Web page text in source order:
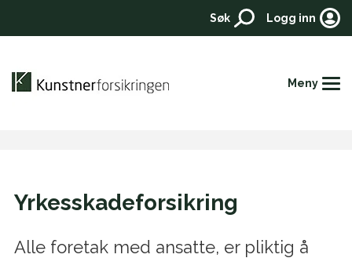
Søk Logg inn
Meny
Forsikringer
Priser
Yrkesskadeforsikring
Alle foretak med ansatte, er pliktig å